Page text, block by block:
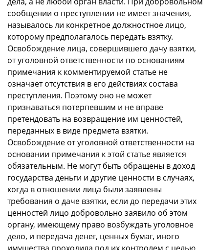
сообщении о преступлении не имеет значения,
называлось ли конкретное должностное лицо,
которому предполагалось передать взятку.
Освобождение лица, совершившего дачу взятки,
от уголовной ответственности по основаниям
примечания к комментируемой статье не
означает отсутствия в его действиях состава
преступления. Поэтому оно не может
признаваться потерпевшим и не вправе
претендовать на возвращение им ценностей,
переданных в виде предмета взятки.
Освобождение от уголовной ответственности на
основании примечания к этой статье является
обязательным. Не могут быть обращены в доход
государства деньги и другие ценности в случаях,
когда в отношении лица были заявлены
требования о даче взятки, если до передачи этих
ценностей лицо добровольно заявило об этом
органу, имеющему право возбуждать уголовное
дело, и передача денег, ценных бумаг, иного